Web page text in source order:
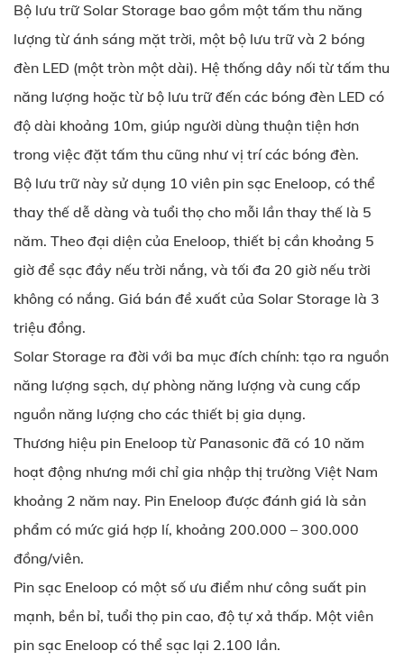
Bộ lưu trữ Solar Storage bao gồm một tấm thu năng
lượng từ ánh sáng mặt trời, một bộ lưu trữ và 2 bóng
đèn LED (một tròn một dài). Hệ thống dây nối từ tấm thu
năng lượng hoặc từ bộ lưu trữ đến các bóng đèn LED có
độ dài khoảng 10m, giúp người dùng thuận tiện hơn
trong việc đặt tấm thu cũng như vị trí các bóng đèn.
Bộ lưu trữ này sử dụng 10 viên pin sạc Eneloop, có thể
thay thế dễ dàng và tuổi thọ cho mỗi lần thay thế là 5
năm. Theo đại diện của Eneloop, thiết bị cần khoảng 5
giờ để sạc đầy nếu trời nắng, và tối đa 20 giờ nếu trời
không có nắng. Giá bán đề xuất của Solar Storage là 3
triệu đồng.
Solar Storage ra đời với ba mục đích chính: tạo ra nguồn
năng lượng sạch, dự phòng năng lượng và cung cấp
nguồn năng lượng cho các thiết bị gia dụng.
Thương hiệu pin Eneloop từ Panasonic đã có 10 năm
hoạt động nhưng mới chỉ gia nhập thị trường Việt Nam
khoảng 2 năm nay. Pin Eneloop được đánh giá là sản
phẩm có mức giá hợp lí, khoảng 200.000 – 300.000
đồng/viên.
Pin sạc Eneloop có một số ưu điểm như công suất pin
mạnh, bền bỉ, tuổi thọ pin cao, độ tự xả thấp. Một viên
pin sạc Eneloop có thể sạc lại 2.100 lần.